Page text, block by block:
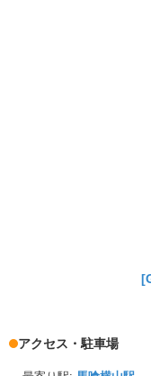
アクセス・駐車場